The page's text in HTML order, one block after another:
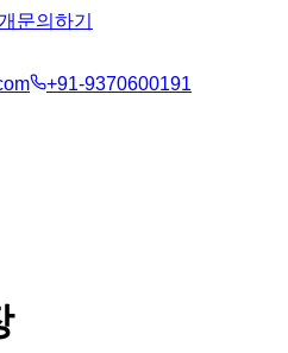
문의하기
+91-9370600191